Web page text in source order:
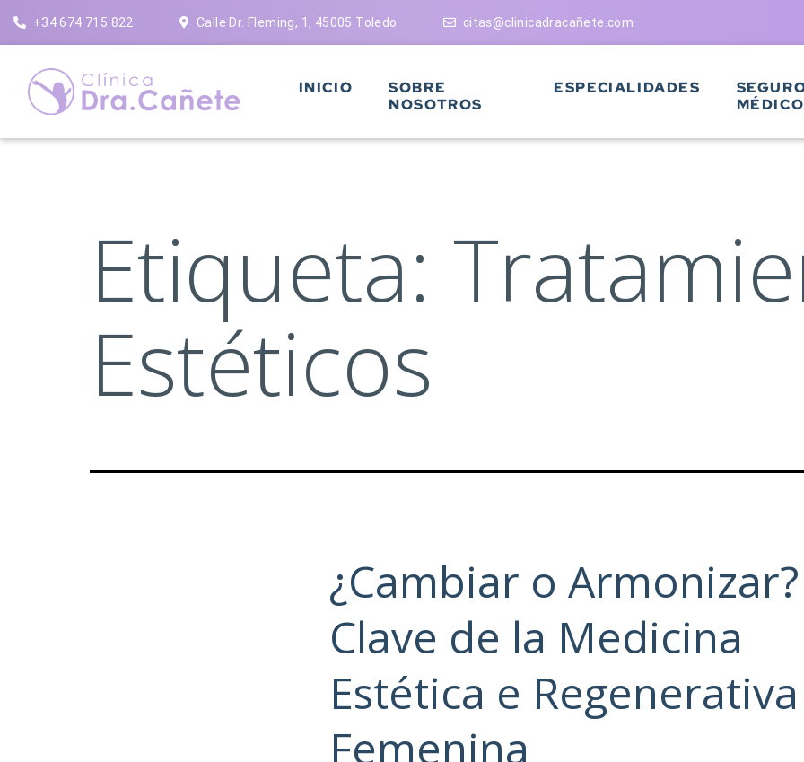
+34 674 715 822 Calle Dr. Fleming, 1, 45005 Toledo citas@clinicadracañete.com
INICIO
SOBRE
NOSOTROS
ESPECIALIDADES
Etiqueta:
Estéticos
¿Cambiar o
Clave de la Medicina
Estética e Regenerativa
Femenina